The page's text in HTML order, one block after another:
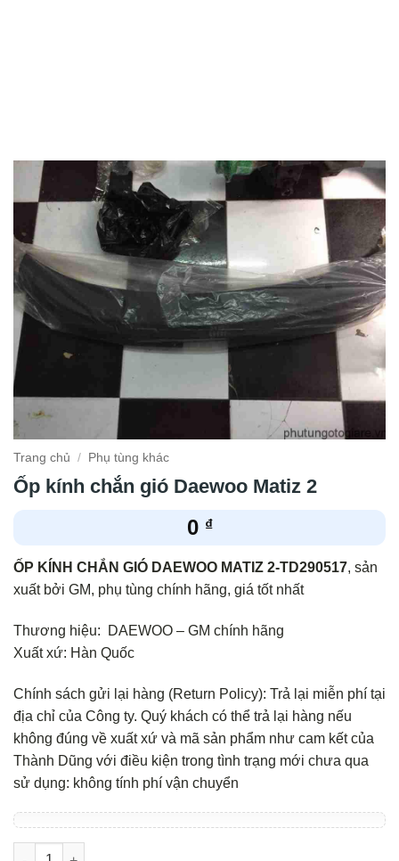
Trang chủ / Phụ tùng khác
Ốp kính chắn gió Daewoo Matiz 2
0 ₫
ỐP KÍNH CHẮN GIÓ DAEWOO MATIZ 2-TD290517, sản
xuất bởi GM, phụ tùng chính hãng, giá tốt nhất
Thương hiệu: DAEWOO – GM chính hãng
Xuất xứ: Hàn Quốc
Chính sách gửi lại hàng (Return Policy): Trả lại miễn phí tại
địa chỉ của Công ty. Quý khách có thể trả lại hàng nếu
không đúng về xuất xứ và mã sản phẩm như cam kết của
Thành Dũng với điều kiện trong tình trạng mới chưa qua
sử dụng: không tính phí vận chuyển
Ốp kính chắn gió Daewoo Matiz 2 số lượng